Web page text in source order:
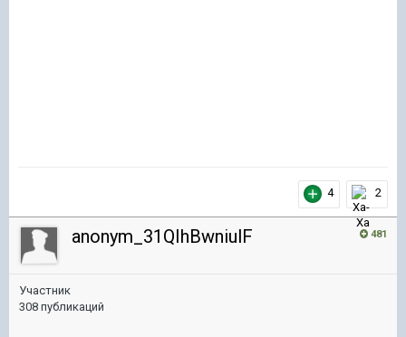
4 2
481
anonym_31QIhBwniulF
Участник
308 публикаций